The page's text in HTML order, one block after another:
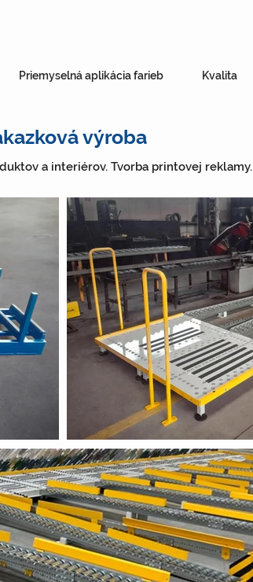
Priemyselná aplikácia farieb Kvalita
výroba
a interiérov. Tvorba printovej reklamy.